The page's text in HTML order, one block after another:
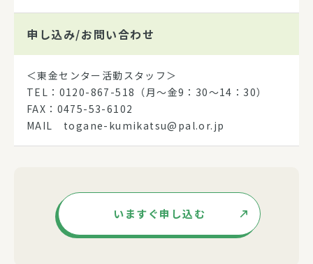
申し込み/お問い合わせ
＜東金センター活動スタッフ＞
TEL：0120-867-518（月～金9：30～14：30）
FAX：0475-53-6102
MAIL togane-kumikatsu@pal.or.jp
いますぐ申し込む